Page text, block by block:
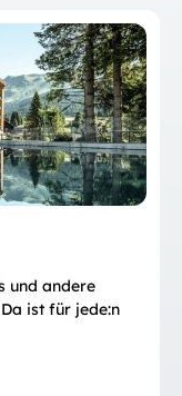
und andere
ist für jede:n